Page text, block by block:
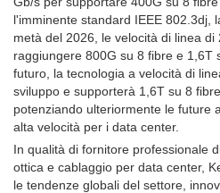
l'imminente standard IEEE 802.3dj,
metà del 2026, le velocità di linea
raggiungere 800G su 8 fibre e 1,6T
futuro, la tecnologia a velocità di
sviluppo e supporterà 1,6T su 8
potenziando ulteriormente le future
alta velocità per i data center.
In qualità di fornitore professionale
ottica e cablaggio per data center,
le tendenze globali del settore,